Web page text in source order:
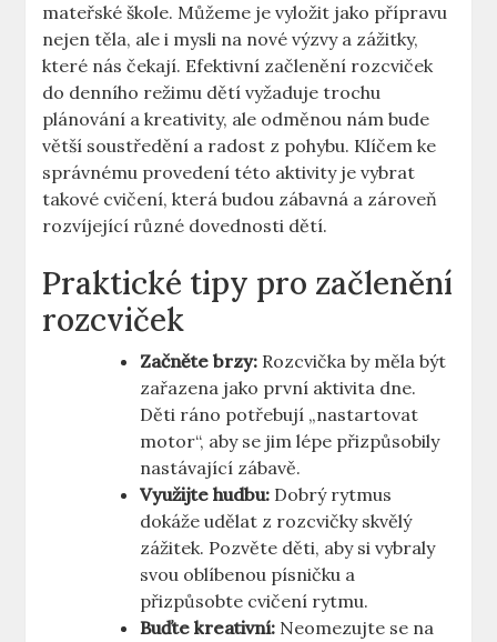
mateřské škole. Můžeme je vyložit jako přípravu
nejen těla, ale i mysli na nové výzvy a zážitky,
které nás čekají. Efektivní začlenění rozcviček
do denního režimu dětí vyžaduje trochu
plánování a kreativity, ale odměnou nám bude
větší soustředění a radost z pohybu. Klíčem ke
správnému provedení této aktivity je vybrat
takové cvičení, která budou zábavná a zároveň
rozvíjející různé dovednosti dětí.
Praktické tipy pro začlenění
rozcviček
Začněte brzy: Rozcvička by měla být
zařazena jako první aktivita dne.
Děti ráno potřebují „nastartovat
motor“, aby se jim lépe přizpůsobily
nastávající zábavě.
Využijte hudbu: Dobrý rytmus
dokáže udělat z rozcvičky skvělý
zážitek. Pozvěte děti, aby si vybraly
svou oblíbenou písničku a
přizpůsobte cvičení rytmu.
Buďte kreativní: Neomezujte se na